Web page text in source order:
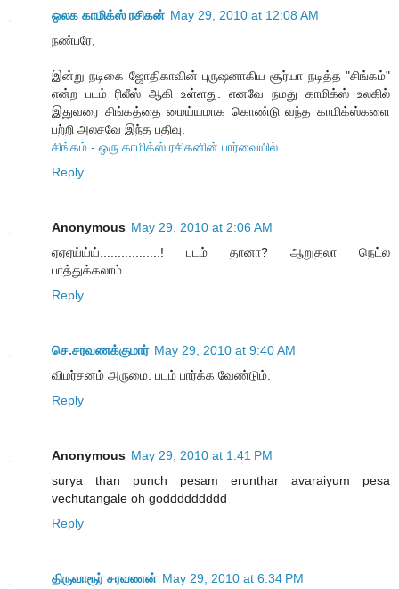
ஒலக காமிக்ஸ் ரசிகன் May 29, 2010 at 12:08 AM
நண்பரே,
இன்று நடிகை ஜோதிகாவின் புருஷனாகிய சூர்யா நடித்த "சிங்கம்"
என்ற படம் ரிலீஸ் ஆகி உள்ளது. எனவே நமது காமிக்ஸ் உலகில்
இதுவரை சிங்கத்தை மைய்யமாக கொண்டு வந்த காமிக்ஸ்களை
பற்றி அலசவே இந்த பதிவு.
சிங்கம் - ஒரு காமிக்ஸ் ரசிகனின் பார்வையில்
Reply
Anonymous May 29, 2010 at 2:06 AM
ஏஏஏய்ய்ய்.................! படம் தானா? ஆறுதலா நெட்ல
பாத்துக்கலாம்.
Reply
செ.சரவணக்குமார் May 29, 2010 at 9:40 AM
விமர்சனம் அருமை. படம் பார்க்க வேண்டும்.
Reply
Anonymous May 29, 2010 at 1:41 PM
surya than punch pesam erunthar avaraiyum pesa
vechutangale oh goddddddddd
Reply
திருவாரூர் சரவணன் May 29, 2010 at 6:34 PM